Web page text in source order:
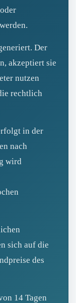
Der
akzeptiert sie
nutzen
rechtlich
in der
nach
wird
sich auf die
des
14 Tagen